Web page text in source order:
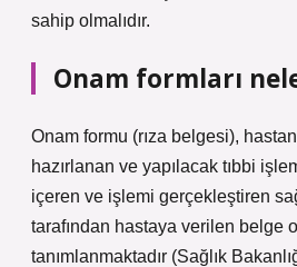
sahip olmalıdır.
Onam formları
Onam formu (rıza belgesi),
hazırlanan ve yapılacak tıbbi
içeren ve işlemi gerçekleştiren
tarafından hastaya verilen belge
tanımlanmaktadır (Sağlık